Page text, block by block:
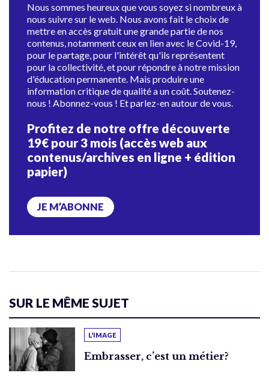
Nous sommes heureux que vous soyez si nombreux à
nous suivre sur le web. Nous avons fait le choix de
mettre en accès gratuit une grande partie de nos
contenus, notamment ceux en lien avec le Covid-19,
pour le partage, pour l'intérêt qu'ils représentent
pour la collectivité, et pour répondre à notre mission
d'éducation permanente. Mais produire une
information critique de qualité a un coût. Soutenez-
nous ! Abonnez-vous ! Et parlez-en autour de vous.
Profitez de notre offre découverte
19€ pour 3 mois (accès web aux
contenus/archives en ligne + édition
papier)
JE M’ABONNE
SUR LE MÊME SUJET
L'IMAGE
Embrasser, c’est un métier?